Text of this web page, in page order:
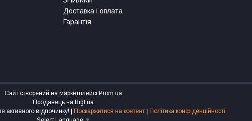
Доставка і оплата
Гарантія
Сайт створений на маркетплейсі Prom.ua
Продавець на Bigl.ua
Інтернет-магазин SVAROG - все для активного відпочинку! | Поскаржитися на контент | Політика конфіденційності